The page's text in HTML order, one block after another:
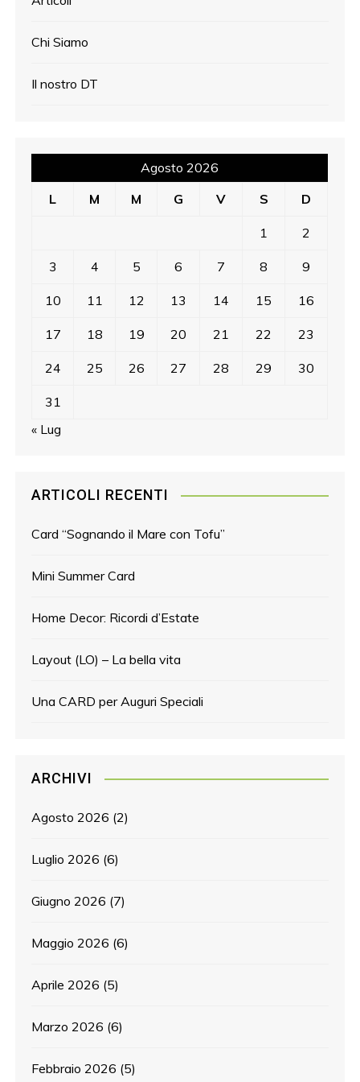
Chi Siamo
Il nostro DT
Agosto 2026
L
M M G V S D
1 2
3 4 5 6 7 8 9
10 11 12 13 14 15 16
17 18 19 20 21 22 23
24 25 26 27 28 29 30
31
« Lug
ARTICOLI RECENTI
Card “Sognando il Mare con Tofu”
Mini Summer Card
Home Decor: Ricordi d’Estate
Layout (LO) – La bella vita
Una CARD per Auguri Speciali
ARCHIVI
Agosto 2026 (2)
Luglio 2026 (6)
Giugno 2026 (7)
Maggio 2026 (6)
Aprile 2026 (5)
Marzo 2026 (6)
Febbraio 2026 (5)